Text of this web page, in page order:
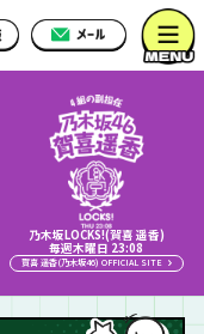
乃木坂LOCKS!(賀喜 遥香)
毎週木曜日 23:08
賀喜 遥香(乃木坂46) OFFICIAL SITE